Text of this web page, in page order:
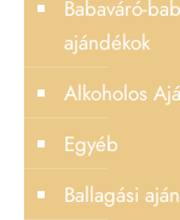
Babaváró-
ajándékok
Alkoholos
Egyéb
Ballagási